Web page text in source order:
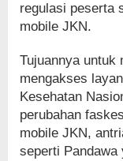
regulasi peserta
mobile JKN.
Tujuannya untuk
mengakses
Kesehatan
perubahan
mobile JKN,
seperti Pandawa